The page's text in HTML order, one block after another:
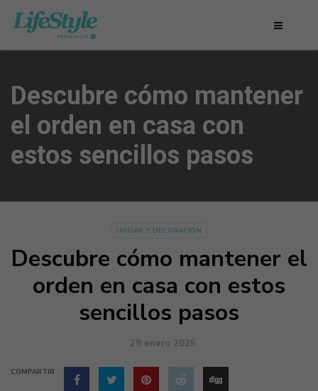
Descubre cómo mantener
el orden en casa con
estos sencillos pasos
HOGAR Y DECORACIÓN
Descubre cómo mantener el
orden en casa con estos
sencillos pasos
29 enero 2025
COMPARTIR